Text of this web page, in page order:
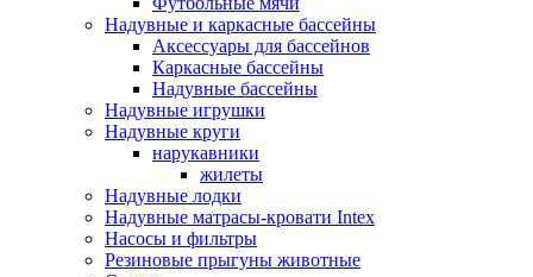
Надувные и каркасные бассейны
Аксессуары для бассейнов
Каркасные бассейны
Надувные бассейны
Надувные игрушки
Надувные круги
нарукавники
жилеты
Надувные лодки
Надувные матрасы-кровати Intex
Насосы и фильтры
Резиновые прыгуны животные